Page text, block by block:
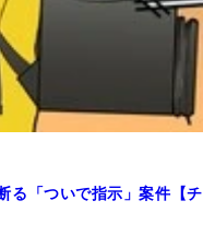
る「ついで指示」案件【チ